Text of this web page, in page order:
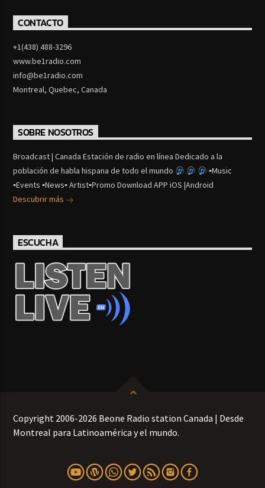
CONTACTO
+1(438) 488-3296
www.be1radio.com
info@be1radio.com
Montreal, Quebec, Canada
SOBRE NOSOTROS
Broadcast | Canada Estación de radio en línea Dedicado a la
población de habla hispana de todo el mundo
▪Music
▪Events ▪News▪ Artist▪Promo Download APP iOS |Android
Descubrir más
ESCUCHA
Copyright 2006-2026 Beone Radio station Canada | Desde
Montreal para Latinoamérica y el mundo.